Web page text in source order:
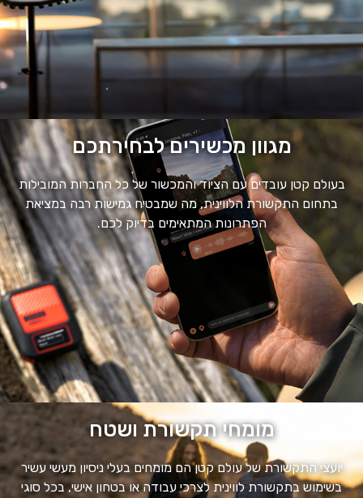
מגוון מכשירים לבחירתכם
בעולם קטן עובדים עם הציוד והמכשור של כל החברות המובילות
בתחום התקשורת הלווינית, מה שמבטיח גמישות רבה במציאת
הפתרונות המתאימים בדיוק לכם.
מומחי תקשורת ושטח
יועצי התקשורת של עולם קטן הם מומחים בעלי ניסיון מעשי עשיר
בשימוש בתקשורת לווינית לצרכי עבודה או בטחון אישי, בכל סוגי